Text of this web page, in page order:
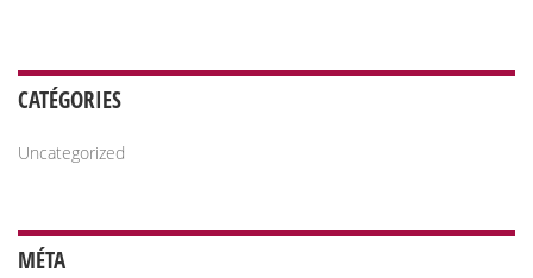
CATÉGORIES
Uncategorized
MÉTA